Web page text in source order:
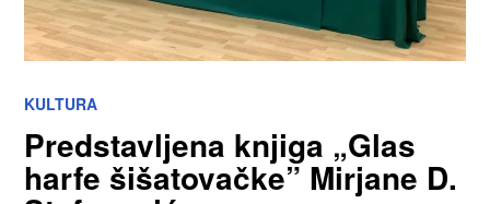
KULTURA
Predstavljena knjiga „Glas
harfe šišatovačke” Mirjane D.